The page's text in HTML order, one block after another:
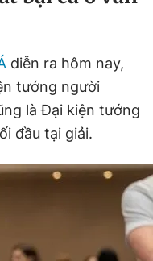
diễn ra hôm nay,
tướng người
là Đại kiện tướng
đầu tại giải.